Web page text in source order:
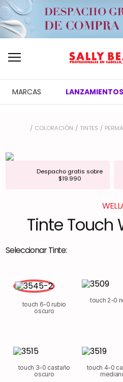
MARCAS
COLORACIÓN TINTES
Despacho gratis sobre
$19.990
Tinte Touch
Seleccionar Tinte:
touch 6-0 rubio
oscuro
touch 2-0
touch 3-0 castaño
oscuro
touch 4-0